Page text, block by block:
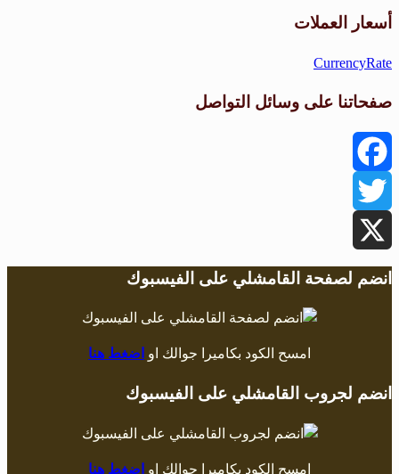
أسعار العملات
CurrencyRate
صفحاتنا على وسائل التواصل
Facebook
Twitter
X
انضم لصفحة القامشلي على الفيسبوك
امسح الكود بكاميرا جوالك او اضغط هنا
انضم لجروب القامشلي على الفيسبوك
امسح الكود بكاميرا جوالك او اضغط هنا